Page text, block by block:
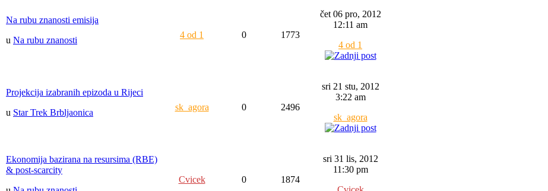
Na rubu znanosti emisija
u Na rubu znanosti
4 od 1 0 1773
čet 06 pro, 2012
12:11 am
4 od 1
Projekcija izabranih epizoda u Rijeci
u Star Trek Brbljaonica
sk_agora 0 2496
sri 21 stu, 2012
3:22 am
sk_agora
Ekonomija bazirana na resursima (RBE)
& post-scarcity
Cvicek 0 1874
sri 31 lis, 2012
11:30 pm